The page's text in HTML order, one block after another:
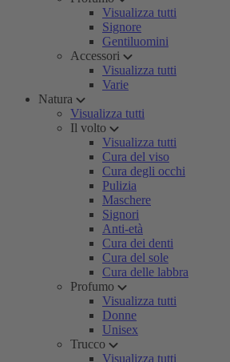
Visualizza tutti
Signore
Gentiluomini
Accessori
Visualizza tutti
Varie
Natura
Visualizza tutti
Il volto
Visualizza tutti
Cura del viso
Cura degli occhi
Pulizia
Maschere
Signori
Anti-età
Cura dei denti
Cura del sole
Cura delle labbra
Profumo
Visualizza tutti
Donne
Unisex
Trucco
Visualizza tutti